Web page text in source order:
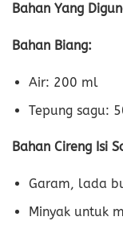
Bahan Yang
Bahan Biang:
Air: 200 ml
Tepung sagu:
Bahan Cireng Isi
Garam, lada
Minyak untuk